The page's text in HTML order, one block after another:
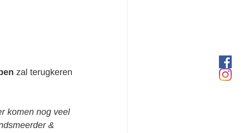
zal terugkeren
komen nog veel
&